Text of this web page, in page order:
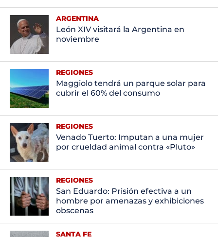
ARGENTINA
León XIV visitará la Argentina en
noviembre
REGIONES
Maggiolo tendrá un parque solar para
cubrir el 60% del consumo
REGIONES
Venado Tuerto: Imputan a una mujer
por crueldad animal contra «Pluto»
REGIONES
San Eduardo: Prisión efectiva a un
hombre por amenazas y exhibiciones
obscenas
SANTA FE